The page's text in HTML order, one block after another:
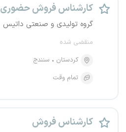
کارشناس فروش حضوری
گروه تولیدی و صنعتی داتیس
منقضی شده
کردستان
سنندج
تمام وقت
کارشناس فروش